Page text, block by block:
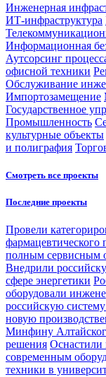
Инженерная
ИТ-инфраструктура
Информационная
Аутсорсинг
офисной техники
Обслуживание
Импортозамещение
Государственное
Промышленность
культурные объекты
и полиграфия
Смотреть все проекты
Последние проекты
Провели
фармацевтического
полным сервисным
Внедрили
сфере энергетики
оборудовали
российскую
новую
Минфину
решения Оснастили
современным
техники в